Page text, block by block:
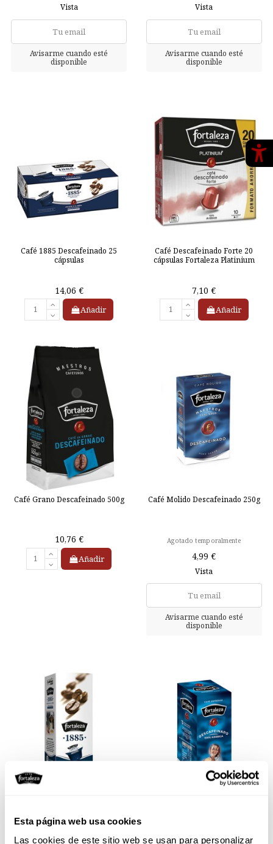
Esta página web usa cookies
Las cookies de este sitio web se usan para personalizar
Vista Vista
Café 1885 Descafeinado 25
cápsulas
14,06 €
Añadir
Café Descafeinado Forte 20
cápsulas Fortaleza Platinium
7,10 €
Añadir
Café Grano Descafeinado 500g
10,76 €
Añadir
Café Molido Descafeinado 250g
Agotado temporalmente
4,99 €
Vista
Café 1885 Descafeinado 10
cápsulas